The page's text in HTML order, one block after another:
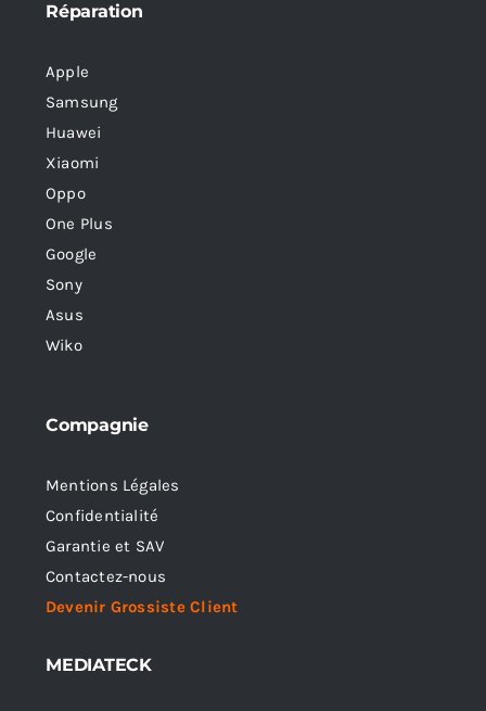
Réparation
Apple
Samsung
Huawei
Xiaomi
Oppo
One Plus
Google
Sony
Asus
Wiko
Compagnie
Mentions Légales
Confidentialité
Garantie et SAV
Contactez-nous
Devenir Grossiste Client
MEDIATECK